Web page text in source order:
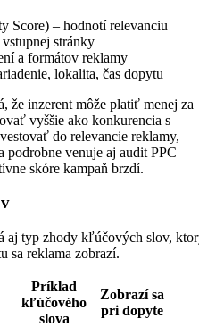
Score) – hodnotí relevanciu
stránky
a formátov reklamy
lokalita, čas dopytu
že inzerent môže platiť menej za
vyššie ako konkurencia s
do relevancie reklamy,
podrobne venuje aj audit PPC
skóre kampaň brzdí.
aj typ zhody kľúčových slov,
sa reklama zobrazí.
Príklad
kľúčového
slova
Zobrazí sa
pri dopyte